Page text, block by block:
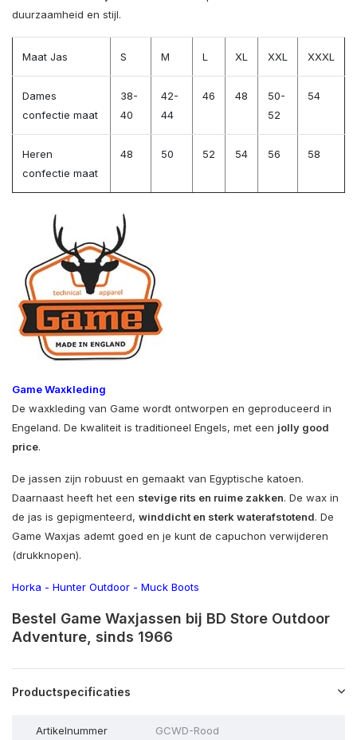
duurzaamheid en stijl.
Maat Jas S M L XL XXL XXXL
Dames
confectie maat
38-
40
42-
44
46 48
50-
52
54
Heren
confectie maat
48 50 52 54 56 58
Game Waxkleding
De waxkleding van Game wordt ontworpen en geproduceerd in
Engeland. De kwaliteit is traditioneel Engels, met een jolly good
price.
De jassen zijn robuust en gemaakt van Egyptische katoen.
Daarnaast heeft het een stevige rits en ruime zakken. De wax in
de jas is gepigmenteerd, winddicht en sterk waterafstotend. De
Game Waxjas ademt goed en je kunt de capuchon verwijderen
(drukknopen).
Horka - Hunter Outdoor - Muck Boots
Bestel Game Waxjassen bij BD Store Outdoor
Adventure, sinds 1966
Productspecificaties
Artikelnummer GCWD-Rood